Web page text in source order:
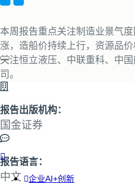
企业AI+创新
本周报告重点关注制造业景气
涨，造船价持续上行，资源品
关注恒立液压、中联重科、中
司。
报告出版机构：
国金证券
报告语言：
中文